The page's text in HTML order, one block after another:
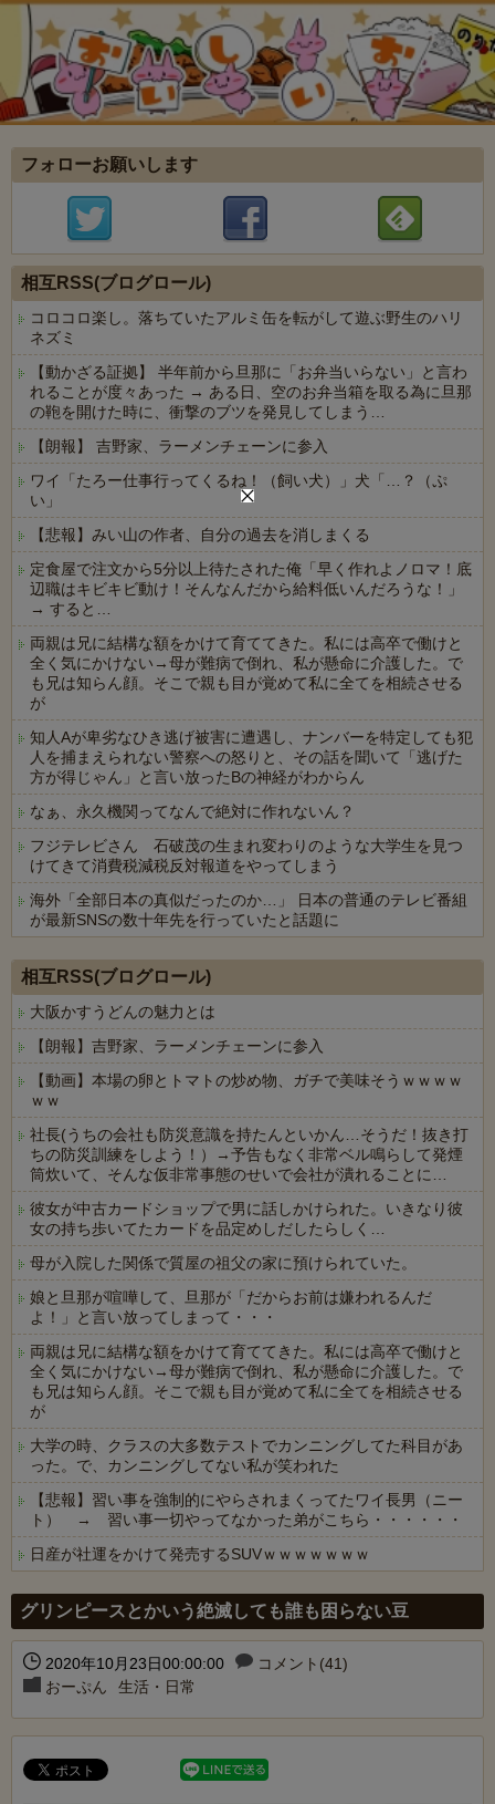
フォローお願いします
相互RSS(ブログロール)
コロコロ楽し。落ちていたアルミ缶を転がして遊ぶ野生のハリ
ネズミ
【動かざる証拠】 半年前から旦那に「お弁当いらない」と言わ
れることが度々あった → ある日、空のお弁当箱を取る為に旦那
の鞄を開けた時に、衝撃のブツを発見してしまう…
【朗報】 吉野家、ラーメンチェーンに参入
ワイ「たろー仕事行ってくるね！（飼い犬）」犬「…？（ぷ
い」
【悲報】みい山の作者、自分の過去を消しまくる
定食屋で注文から5分以上待たされた俺「早く作れよノロマ！底
辺職はキビキビ動け！そんなんだから給料低いんだろうな！」
→ すると…
両親は兄に結構な額をかけて育ててきた。私には高卒で働けと
全く気にかけない→母が難病で倒れ、私が懸命に介護した。で
も兄は知らん顔。そこで親も目が覚めて私に全てを相続させる
が
知人Aが卑劣なひき逃げ被害に遭遇し、ナンバーを特定しても犯
人を捕まえられない警察への怒りと、その話を聞いて「逃げた
方が得じゃん」と言い放ったBの神経がわからん
なぁ、永久機関ってなんで絶対に作れないん？
フジテレビさん 石破茂の生まれ変わりのような大学生を見つ
けてきて消費税減税反対報道をやってしまう
海外「全部日本の真似だったのか…」 日本の普通のテレビ番組
が最新SNSの数十年先を行っていたと話題に
相互RSS(ブログロール)
大阪かすうどんの魅力とは
【朗報】吉野家、ラーメンチェーンに参入
【動画】本場の卵とトマトの炒め物、ガチで美味そうｗｗｗｗ
ｗｗ
社長(うちの会社も防災意識を持たんといかん…そうだ！抜き打
ちの防災訓練をしよう！）→予告もなく非常ベル鳴らして発煙
筒炊いて、そんな仮非常事態のせいで会社が潰れることに…
彼女が中古カードショップで男に話しかけられた。いきなり彼
女の持ち歩いてたカードを品定めしだしたらしく…
母が入院した関係で質屋の祖父の家に預けられていた。
娘と旦那が喧嘩して、旦那が「だからお前は嫌われるんだ
よ！」と言い放ってしまって・・・
両親は兄に結構な額をかけて育ててきた。私には高卒で働けと
全く気にかけない→母が難病で倒れ、私が懸命に介護した。で
も兄は知らん顔。そこで親も目が覚めて私に全てを相続させる
が
大学の時、クラスの大多数テストでカンニングしてた科目があ
った。で、カンニングしてない私が笑われた
【悲報】習い事を強制的にやらされまくってたワイ長男（ニー
ト） → 習い事一切やってなかった弟がこちら・・・・・・
日産が社運をかけて発売するSUVｗｗｗｗｗｗｗ
グリンピースとかいう絶滅しても誰も困らない豆
2020年10月23日00:00:00
コメント(41)
おーぷん
生活・日常